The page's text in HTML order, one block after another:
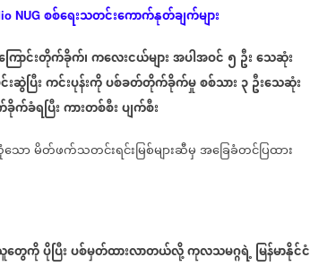
NUG စစ်ရေးသတင်းကောက်နုတ်ချက်များ
ောင်းတိုက်ခိုက်၊ကလေးငယ်များအပါအဝင် ၅ ဦးသေဆုံး
းဆွဲပြီးကင်းပုန်းကိုပစ်ခတ်တိုက်ခိုက်မှုစစ်သား၃ဦးသေဆုံး
က်ခံရပြီးကားတစ်စီးပျက်စီး
ောမိတ်ဖက်သတင်းရင်းမြစ်များဆီမှအခြေခံတင်ပြထား
တွေကိုပိုပြီးပစ်မှတ်ထားလာတယ်လို့ကုလသမဂ္ဂရဲ့မြန်မာနိုင်ငံ